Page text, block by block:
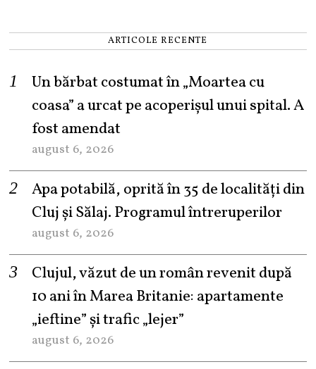
ARTICOLE RECENTE
Un bărbat costumat în „Moartea cu
coasa” a urcat pe acoperișul unui spital. A
fost amendat
august 6, 2026
Apa potabilă, oprită în 35 de localități din
Cluj și Sălaj. Programul întreruperilor
august 6, 2026
Clujul, văzut de un român revenit după
10 ani în Marea Britanie: apartamente
„ieftine” și trafic „lejer”
august 6, 2026